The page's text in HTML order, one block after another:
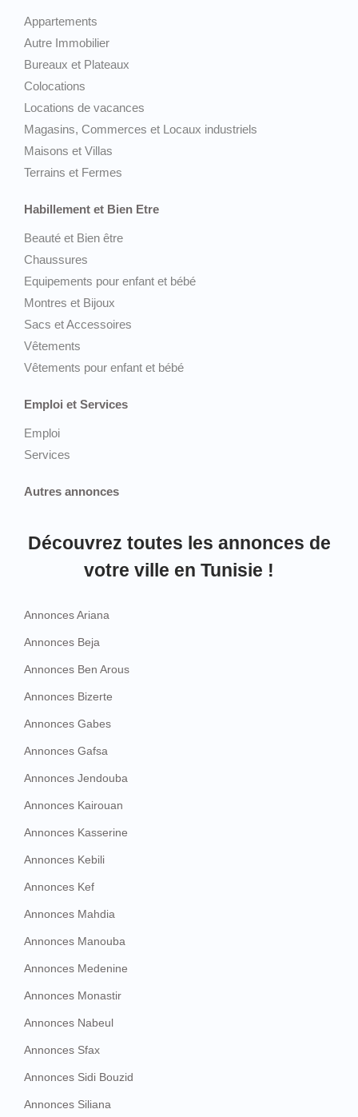
Appartements
Autre Immobilier
Bureaux et Plateaux
Colocations
Locations de vacances
Magasins, Commerces et Locaux industriels
Maisons et Villas
Terrains et Fermes
Habillement et Bien Etre
Beauté et Bien être
Chaussures
Equipements pour enfant et bébé
Montres et Bijoux
Sacs et Accessoires
Vêtements
Vêtements pour enfant et bébé
Emploi et Services
Emploi
Services
Autres annonces
Découvrez toutes les annonces de
votre ville en Tunisie !
Annonces Ariana
Annonces Beja
Annonces Ben Arous
Annonces Bizerte
Annonces Gabes
Annonces Gafsa
Annonces Jendouba
Annonces Kairouan
Annonces Kasserine
Annonces Kebili
Annonces Kef
Annonces Mahdia
Annonces Manouba
Annonces Medenine
Annonces Monastir
Annonces Nabeul
Annonces Sfax
Annonces Sidi Bouzid
Annonces Siliana